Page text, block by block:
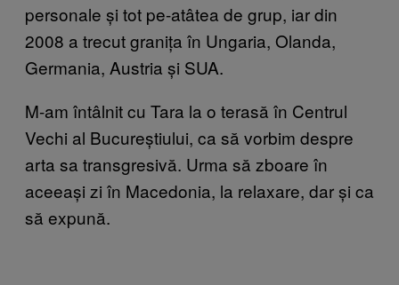
personale și tot pe-atâtea de grup, iar din
2008 a trecut granița în Ungaria, Olanda,
Germania, Austria și SUA.
M-am întâlnit cu Tara la o terasă în Centrul
Vechi al Bucureștiului, ca să vorbim despre
arta sa transgresivă. Urma să zboare în
aceeași zi în Macedonia, la relaxare, dar și ca
să expună.